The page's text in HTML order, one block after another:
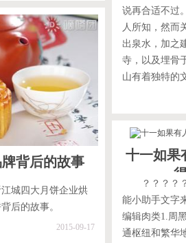
说再合适不过
人所知，然而
出泉水，加之
寺，以及埋骨
山有着独特的
背后的故事
城四大月饼企业烘
后的故事。
2015-09-17
十一如果
？？？？
能小助手文字
编辑肉类1.周
通枢纽和繁华